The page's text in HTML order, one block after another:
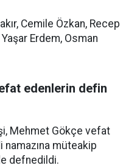
Cemile Özkan, Recep
Erdem, Osman
edenlerin defin
Mehmet Gökçe vefat
müteakip
defnedildi.